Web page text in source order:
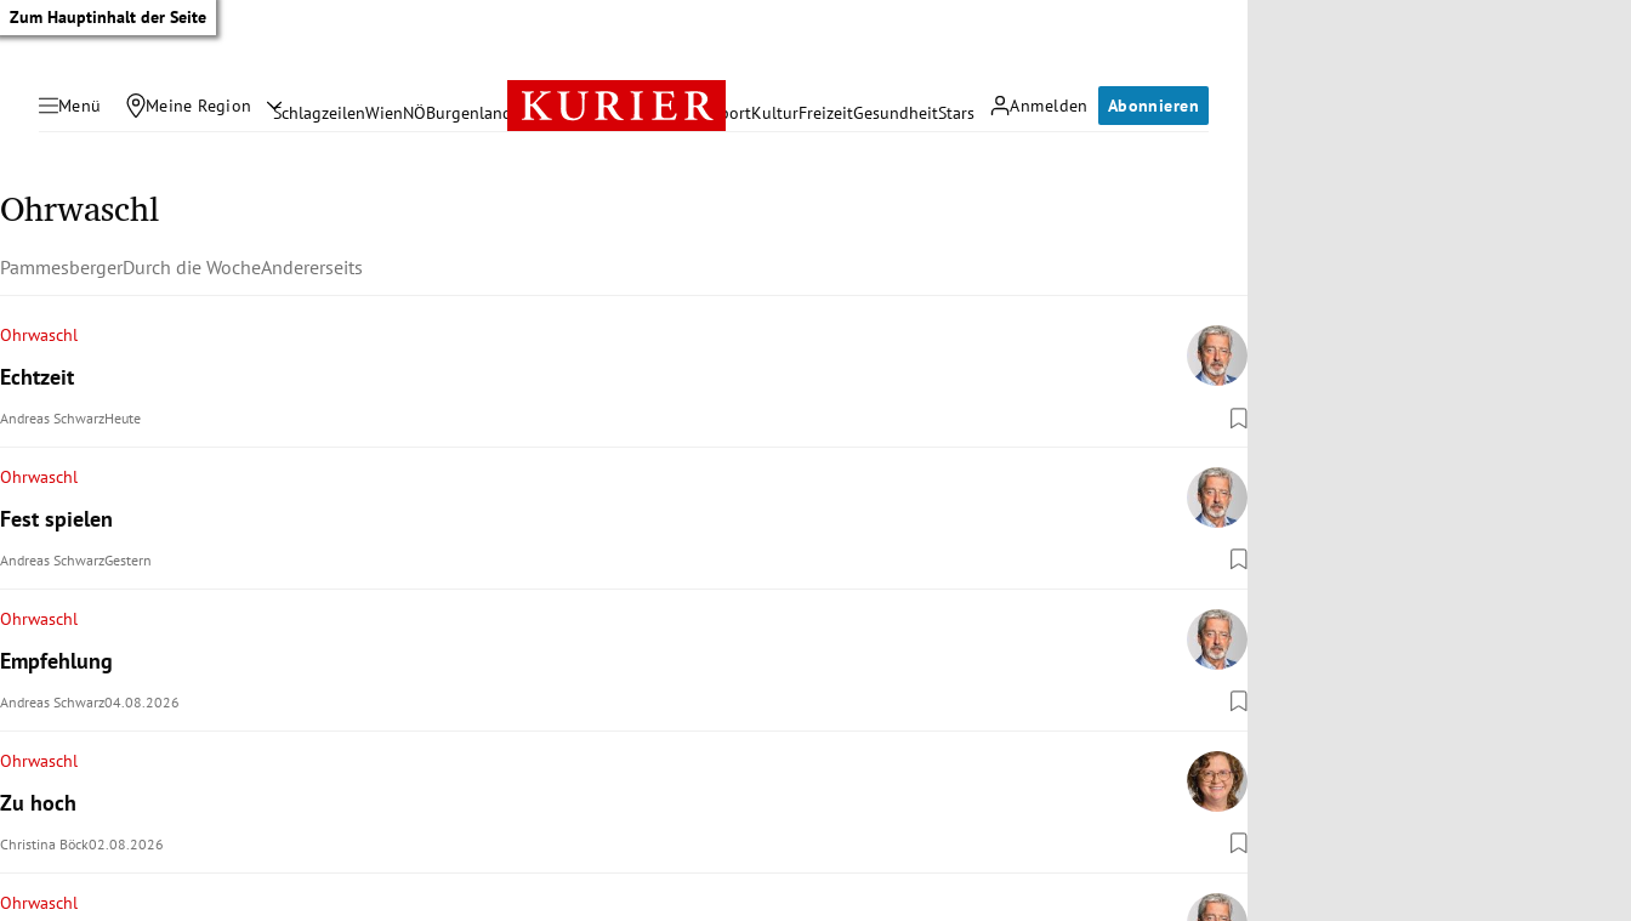
Zum Hauptinhalt der Seite
Menü Meine Region Anmelden Abonnieren
SchlagzeilenWienNÖBurgenland Österreich PolitikWirtschaft SportKulturFreizeitGesundheitStars
Untermenü
Untermenü
Untermenü
Untermenü
Untermenü
Ohrwaschl
PammesbergerDurch die WocheAndererseits
Ohrwaschl
Echtzeit
Andreas SchwarzHeute
Ohrwaschl
Fest spielen
Andreas SchwarzGestern
Ohrwaschl
Empfehlung
Andreas Schwarz04.08.2026
Ohrwaschl
Zu hoch
Christina Böck02.08.2026
Ohrwaschl